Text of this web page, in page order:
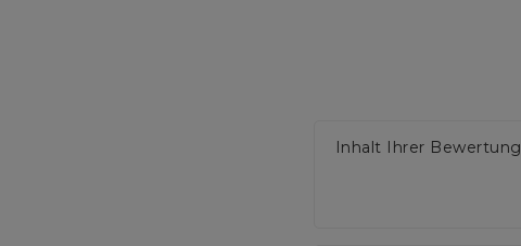
Inhalt Ihrer Bewertung